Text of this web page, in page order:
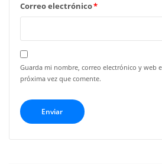
Correo electrónico*
Guarda mi nombre, correo electrónico y web
próxima vez que comente.